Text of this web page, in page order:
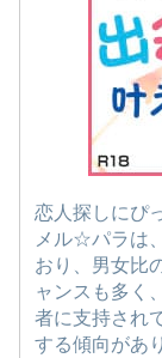
恋人探しにぴ
メル☆パラは
おり、男女比
ャンスも多く
者に支持され
する傾向があ